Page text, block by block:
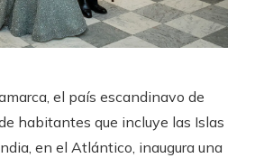
el país escandinavo de
habitantes que incluye las Islas
en el Atlántico, inaugura una